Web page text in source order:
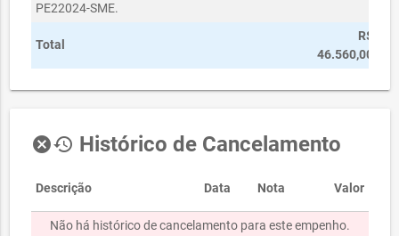
PE22024-SME.
Total
R$
46.560,00
cancelhistory Histórico de Cancelamento
Descrição Data Nota Valor
Não há histórico de cancelamento para este empenho.